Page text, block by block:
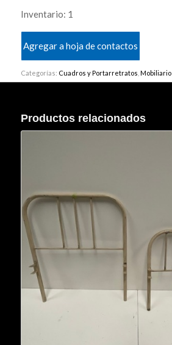
Inventario: 1
Agregar a hoja de contactos
Categorías: Cuadros y Portarretratos Mobiliario
Productos relacionados